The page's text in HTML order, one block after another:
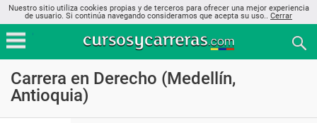
Nuestro sitio utiliza cookies propias y de terceros para ofrecer una mejor experiencia
de usuario. Si continúa navegando consideramos que acepta su uso.. Cerrar
Carrera en Derecho (Medellín,
Antioquia)